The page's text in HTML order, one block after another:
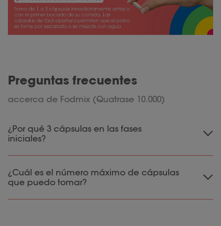
Preguntas frecuentes
accerca de Fodmix (Quatrase 10.000)
¿Por qué 3 cápsulas en las fases
iniciales?
antes de las comidas que incluyan lactosa e
hidratos de carbono complejos. De este modo,
entra en el organismo una cantidad suficiente
¿Cuál es el número máximo de cápsulas
que puedo tomar?